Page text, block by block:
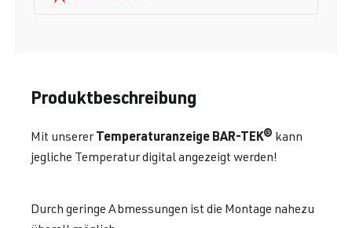
Produktbeschreibung
Mit unsererTemperaturanzeige BAR-TEK® kann
jegliche Temperatur digital angezeigt werden!
Durch geringe Abmessungen ist die Montage nahezu